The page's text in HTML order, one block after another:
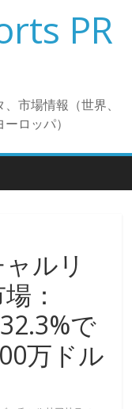
PR
市場情報（世界、
ロッパ）
ルリ
：
で
万ドル